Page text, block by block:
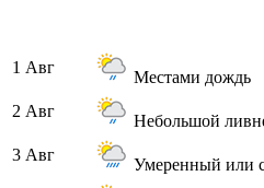
1 Авг
Местами дождь
2 Авг
Небольшой
3 Авг
Умеренный или